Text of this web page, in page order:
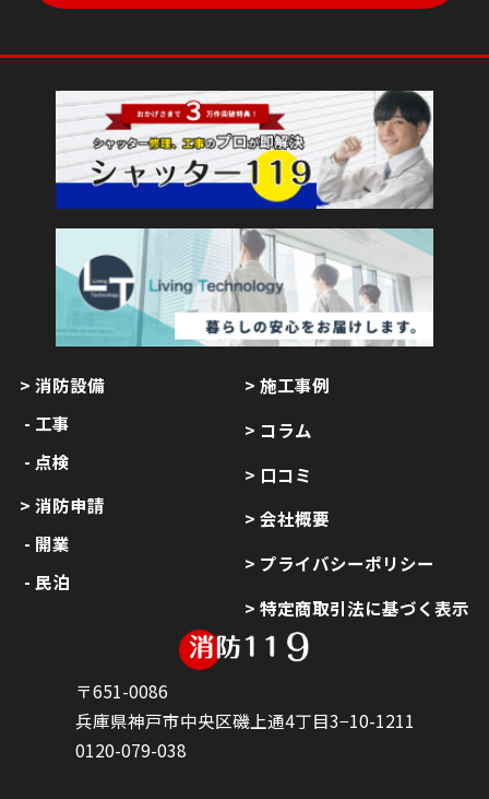
〒651-0086
兵庫県神戸市中央区磯上通4丁目3−10-1211
0120-079-038
消防設備
工事
点検
消防申請
開業
民泊
施工事例
コラム
口コミ
会社概要
プライバシーポリシー
特定商取引法に基づく表示